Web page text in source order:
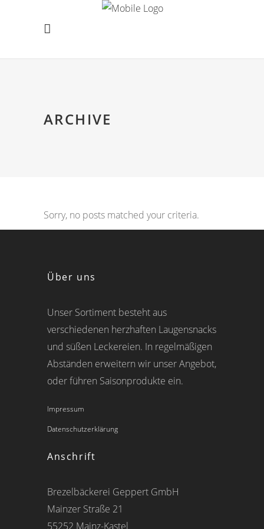
ARCHIVE
Sorry, no posts matched your criteria.
Über uns
Unser Sortiment besteht aus
verschiedenen herzhaften Laugensnacks
und süßen Leckereien. In regelmäßigen
Abständen erweitern wir unser Angebot,
oder führen Saisonprodukte ein.
Impressum
Datenschutzerklärung
Anschrift
Brezelbäckerei Geppert GmbH
Mainzer Straße 21
55252 Mainz-Kastel